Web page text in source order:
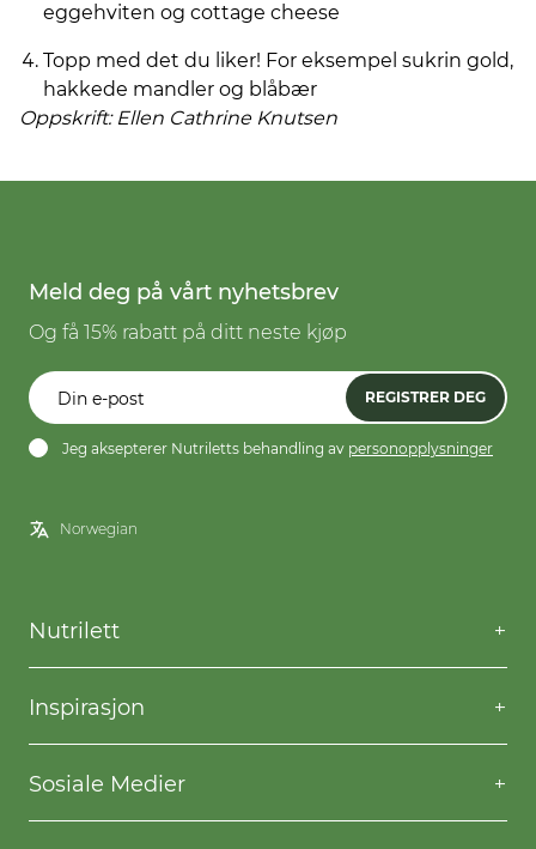
eggehviten og cottage cheese
Topp med det du liker! For eksempel sukrin gold,
hakkede mandler og blåbær
Oppskrift: Ellen Cathrine Knutsen
Meld deg på vårt nyhetsbrev
Og få 15% rabatt på ditt neste kjøp
REGISTRER DEG
Jeg aksepterer Nutriletts behandling av personopplysninger
Nutrilett
Kontakt oss
Spørsmål og svar
Frakt og levering
Kjøpsbetingelser
Inspirasjon
Willpower
Oppskrifter
Gå ned i vekt
Sosiale Medier
Facebook